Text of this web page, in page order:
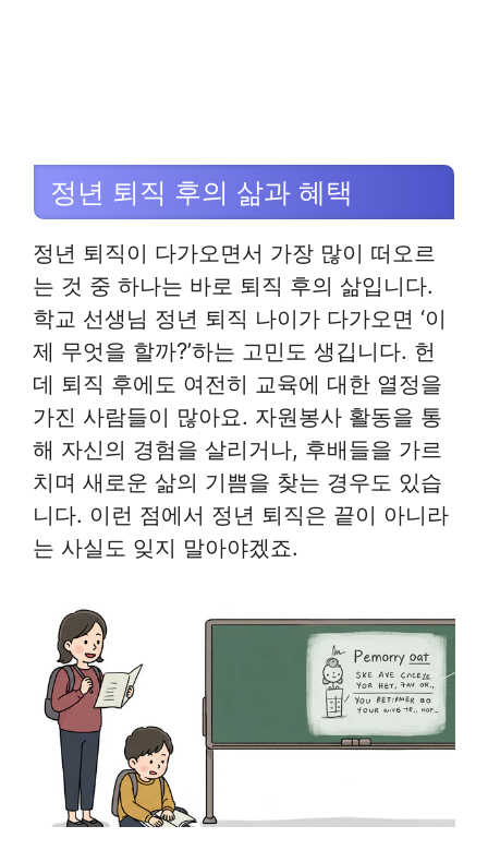
정년 퇴직 후의 삶과 혜택
정년 퇴직이 다가오면서 가장 많이 떠오르
는 것 중 하나는 바로 퇴직 후의 삶입니다.
학교 선생님 정년 퇴직 나이가 다가오면 ‘이
제 무엇을 할까?’하는 고민도 생깁니다. 헌
데 퇴직 후에도 여전히 교육에 대한 열정을
가진 사람들이 많아요. 자원봉사 활동을 통
해 자신의 경험을 살리거나, 후배들을 가르
치며 새로운 삶의 기쁨을 찾는 경우도 있습
니다. 이런 점에서 정년 퇴직은 끝이 아니라
는 사실도 잊지 말아야겠죠.